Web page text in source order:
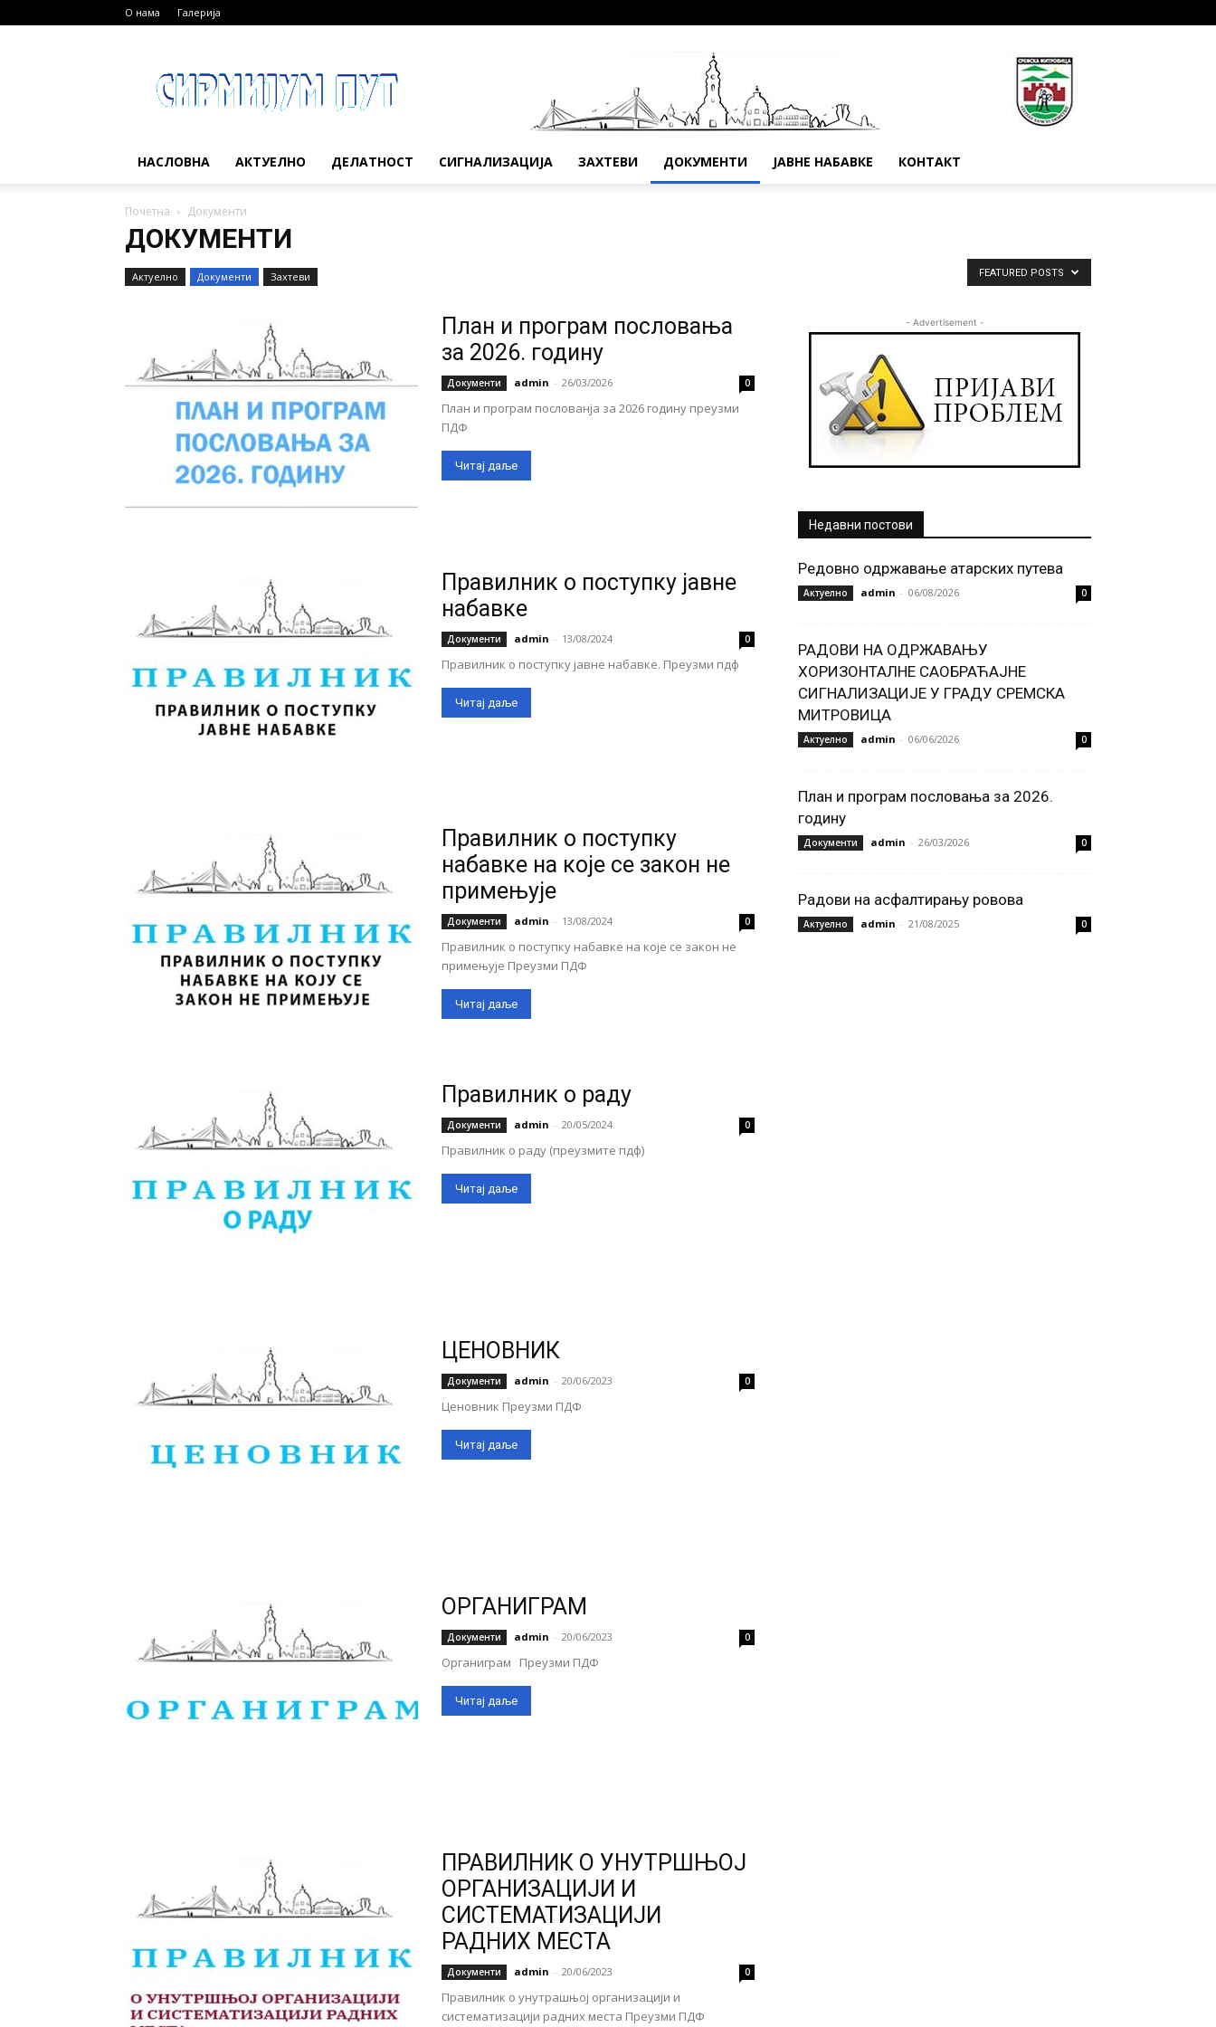
О нама Галерија
пут
НАСЛОВНА АКТУЕЛНО ДЕЛАТНОСТ СИГНАЛИЗАЦИЈА ЗАХТЕВИ ДОКУМЕНТИ ЈАВНЕ НАБАВКЕ КОНТАКТ
Почетна Документи
ДОКУМЕНТИ
Актуелно Документи Захтеви FEATURED POSTS
План и програм пословања
за 2026. годину
Документи admin - 26/03/2026 0
План и програм послованја за 2026 годину преузми
ПДФ
Читај даље
Правилник о поступку јавне
набавке
Документи admin - 13/08/2024 0
Правилник о поступку јавне набавке. Преузми пдф
Читај даље
Правилник о поступку
набавке на које се закон не
примењује
Документи admin - 13/08/2024 0
Правилник о поступку набавке на које се закон не
примењује Преузми ПДФ
Читај даље
Правилник о раду
Документи admin - 20/05/2024 0
Правилник о раду (преузмите пдф)
Читај даље
ЦЕНОВНИК
Документи admin - 20/06/2023 0
Ценовник Преузми ПДФ
Читај даље
ОРГАНИГРАМ
Документи admin - 20/06/2023 0
Органиграм Преузми ПДФ
Читај даље
ПРАВИЛНИК О УНУТРШЊОЈ
ОРГАНИЗАЦИЈИ И
СИСТЕМАТИЗАЦИЈИ
РАДНИХ МЕСТА
Документи admin - 20/06/2023 0
Правилник о унутрашњој организацији и
систематизацији радних места Преузми ПДФ
- Advertisement -
Недавни постови
Редовно одржавање атарских путева
Актуелно admin - 06/08/2026 0
РАДОВИ НА ОДРЖАВАЊУ
ХОРИЗОНТАЛНЕ САОБРАЋАЈНЕ
СИГНАЛИЗАЦИЈЕ У ГРАДУ СРЕМСКА
МИТРОВИЦА
Актуелно admin - 06/06/2026 0
План и програм пословања за 2026.
годину
Документи admin - 26/03/2026 0
Радови на асфалтирању ровова
Актуелно admin - 21/08/2025 0